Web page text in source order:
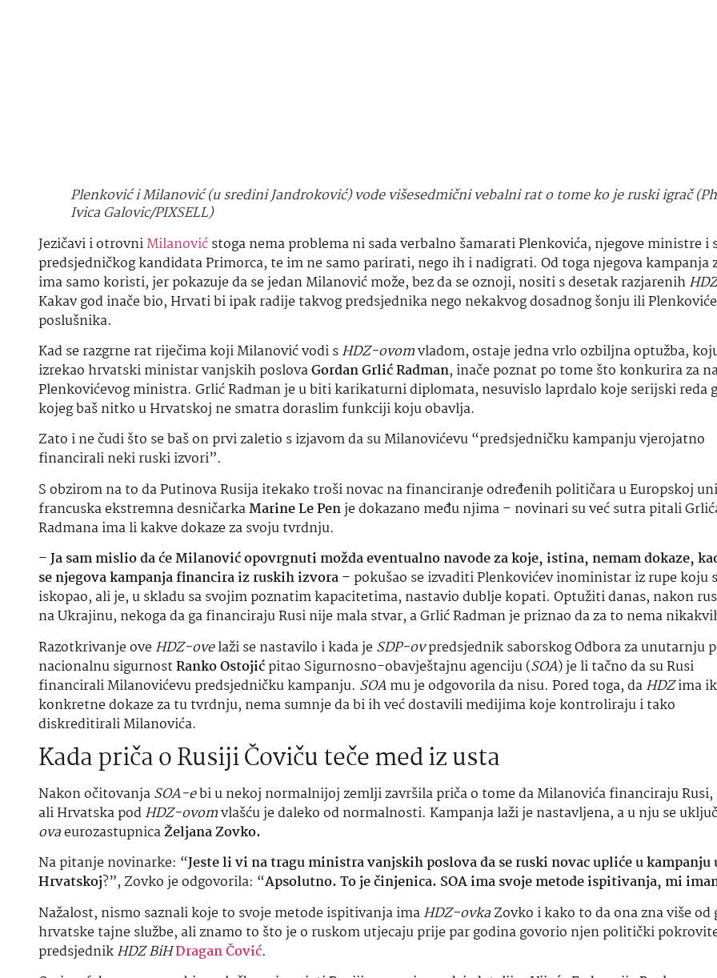
kojeg baš nitko u Hrvatskoj ne smatra doraslim funkciji koju obavlja.
financirali neki ruski izvori”.
S obzirom na to da Putinova Rusija itekako troši novac na financiranje određenih političara u Europskoj
francuska ekstremna desničarkaMarine Le Penje dokazano među njima – novinari su već sutra pitali
Radmana ima li kakve dokaze za svoju tvrdnju.
–Ja sam mislio da će Milanović opovrgnuti možda eventualno navode za koje, istina, nemam dokaze, kao
se njegova kampanja financira iz ruskih izvora– pokušao se izvaditi Plenkovićev inoministar iz rupe koju
iskopao, ali je, u skladu sa svojim poznatim kapacitetima, nastavio dublje kopati. Optužiti danas, nakon
na Ukrajinu, nekoga da ga financiraju Rusi nije mala stvar, a Grlić Radman je priznao da za to nema nikakvih
Razotkrivanje oveHDZ-ovelaži se nastavilo i kada jeSDP-ovpredsjednik saborskog Odbora za unutarnju
nacionalnu sigurnostRanko Ostojić
konkretne dokaze za tu tvrdnju, nema sumnje da bi ih već dostavili medijima koje kontroliraju i tako
diskreditirali Milanovića.
Kada priča o Rusiji Čoviču teče med iz usta
Nakon očitovanjaSOA-ebi u nekoj normalnijoj zemlji završila priča o tome da Milanovića financiraju Rusi,
ali Hrvatska podHDZ-ovomvlašću je daleko od normalnosti. Kampanja laži je nastavljena, a u nju se
ovaeurozastupnicaŽeljana Zovko.
Na pitanje novinarke: “Jeste li vi na tragu ministra vanjskih poslova da se ruski novac upliće u kampanju
Hrvatskoj?”, Zovko je odgovorila: “Apsolutno. To je činjenica. SOA ima svoje metode ispitivanja, mi
Nažalost, nismo saznali koje to svoje metode ispitivanja imaHDZ-ovkaZovko i kako to da ona zna više od
hrvatske tajne službe, ali znamo to što je o ruskom utjecaju prije par godina govorio njen politički
predsjednik
HDZ BiH Dragan Čović
On je u februaru 2020. bio u službenoj posjeti Rusiji, na poziv predsjedateljice Vijeća Federacije Ruske
FederacijeValentine Matvienko, te je u intervjuu za jedne ruske novine rekao i ovo:
– Moje je stajalište da BiH i Ruska Federacija trebaju proširiti sveobuhvatnu suradnju, uključujući jačanje
međuparlamentarne suradnje. Vjerujem da je za Bosnu i Hercegovinu privilegija imati Rusku Federaciju
partnera.
Pa dodao: –Ruska Federacija, s obzirom na svoje strateške, ekonomske, vojne i političke mogućnosti, za
nedostižna vrijednost.”
Ima još: –Osobito kad pogledate jugoistočnu Europu ili Balkan, uloga Rusije je, po mom mišljenju,
nezamjenjiva.